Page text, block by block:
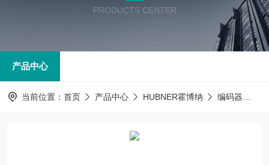
PRODUCTS CENTER
产品中心
当前位置： 首页 产品中心 HUBNER霍博纳 编码器